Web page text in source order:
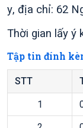
y, địa chỉ: 62
Thời gian lấy ý
Tập tin đính
STT
1